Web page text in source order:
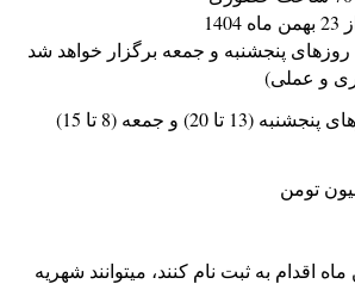
روزهای پنجشنبه و جمعه برگزار خواهد شد
و عملی)
جلسات آموزشی، روزهای پنجشنبه (13 تا 20) و جمعه (8 تا 15)
تومن
که تا 20 بهمن ماه اقدام به ثبت نام کنند، میتوانند شهریه